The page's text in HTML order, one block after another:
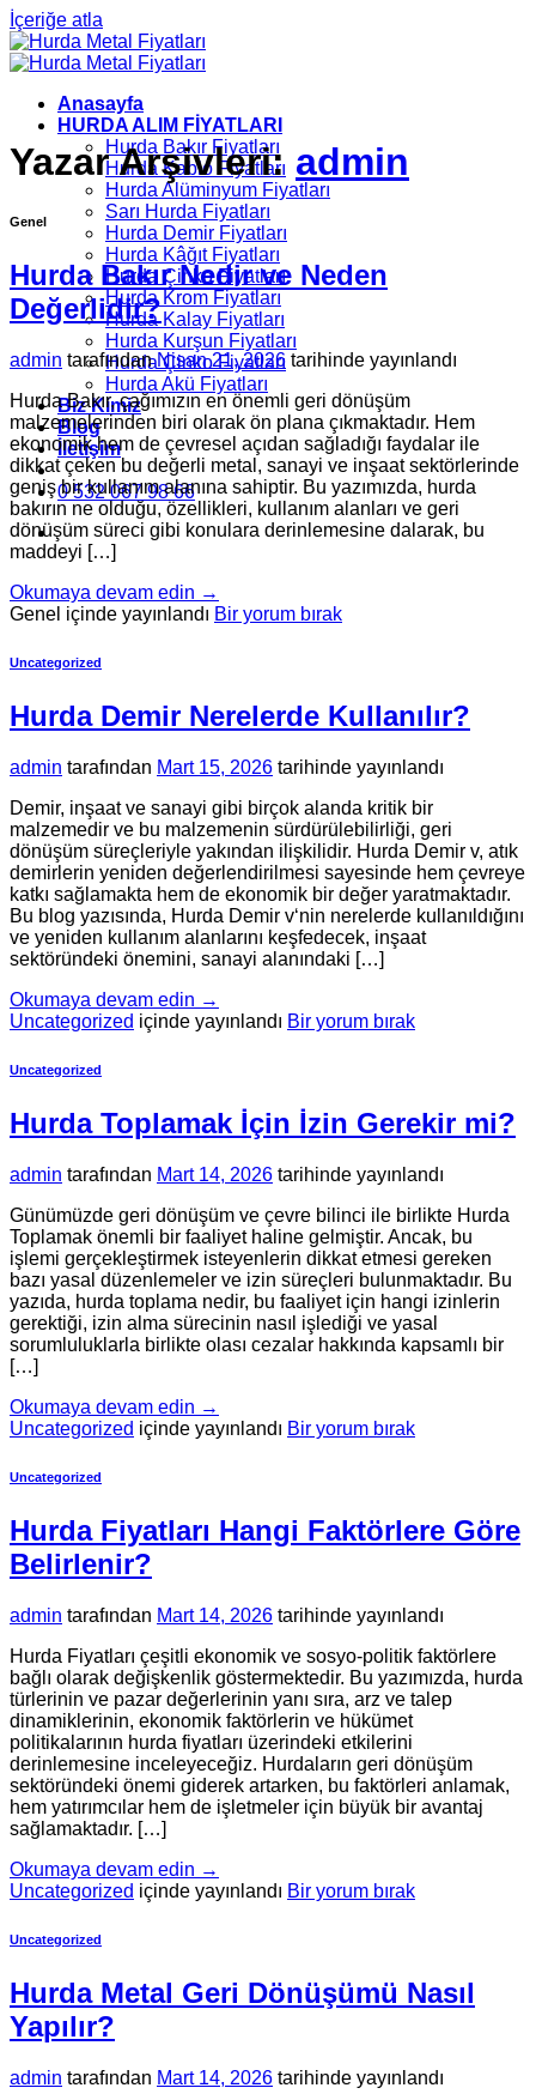
İçeriğe atla
Anasayfa
HURDA ALIM FİYATLARI
Hurda Bakır Fiyatları
Hurda Kablo Fiyatları
Hurda Alüminyum Fiyatları
Sarı Hurda Fiyatları
Hurda Demir Fiyatları
Hurda Kâğıt Fiyatları
Hurda Çinko Fiyatları
Hurda Krom Fiyatları
Hurda Kalay Fiyatları
Hurda Kurşun Fiyatları
Hurda Çinko Fiyatları
Hurda Akü Fiyatları
Biz Kimiz
Blog
İletişim
0 532 067 98 66
Yazar Arşivleri: admin
Genel
Hurda Bakır Nedir ve Neden
Değerlidir?
admin tarafından Nisan 21, 2026 tarihinde yayınlandı
Hurda Bakır, çağımızın en önemli geri dönüşüm
malzemelerinden biri olarak ön plana çıkmaktadır. Hem
ekonomik hem de çevresel açıdan sağladığı faydalar ile
dikkat çeken bu değerli metal, sanayi ve inşaat sektörlerinde
geniş bir kullanım alanına sahiptir. Bu yazımızda, hurda
bakırın ne olduğu, özellikleri, kullanım alanları ve geri
dönüşüm süreci gibi konulara derinlemesine dalarak, bu
maddeyi […]
Okumaya devam edin →
Genel içinde yayınlandı Bir yorum bırak
Uncategorized
Hurda Demir Nerelerde Kullanılır?
admin tarafından Mart 15, 2026 tarihinde yayınlandı
Demir, inşaat ve sanayi gibi birçok alanda kritik bir
malzemedir ve bu malzemenin sürdürülebilirliği, geri
dönüşüm süreçleriyle yakından ilişkilidir. Hurda Demir v, atık
demirlerin yeniden değerlendirilmesi sayesinde hem çevreye
katkı sağlamakta hem de ekonomik bir değer yaratmaktadır.
Bu blog yazısında, Hurda Demir v‘nin nerelerde kullanıldığını
ve yeniden kullanım alanlarını keşfedecek, inşaat
sektöründeki önemini, sanayi alanındaki […]
Okumaya devam edin →
Uncategorized içinde yayınlandı Bir yorum bırak
Uncategorized
Hurda Toplamak İçin İzin Gerekir mi?
admin tarafından Mart 14, 2026 tarihinde yayınlandı
Günümüzde geri dönüşüm ve çevre bilinci ile birlikte Hurda
Toplamak önemli bir faaliyet haline gelmiştir. Ancak, bu
işlemi gerçekleştirmek isteyenlerin dikkat etmesi gereken
bazı yasal düzenlemeler ve izin süreçleri bulunmaktadır. Bu
yazıda, hurda toplama nedir, bu faaliyet için hangi izinlerin
gerektiği, izin alma sürecinin nasıl işlediği ve yasal
sorumluluklarla birlikte olası cezalar hakkında kapsamlı bir
[…]
Okumaya devam edin →
Uncategorized içinde yayınlandı Bir yorum bırak
Uncategorized
Hurda Fiyatları Hangi Faktörlere Göre
Belirlenir?
admin tarafından Mart 14, 2026 tarihinde yayınlandı
Hurda Fiyatları çeşitli ekonomik ve sosyo-politik faktörlere
bağlı olarak değişkenlik göstermektedir. Bu yazımızda, hurda
türlerinin ve pazar değerlerinin yanı sıra, arz ve talep
dinamiklerinin, ekonomik faktörlerin ve hükümet
politikalarının hurda fiyatları üzerindeki etkilerini
derinlemesine inceleyeceğiz. Hurdaların geri dönüşüm
sektöründeki önemi giderek artarken, bu faktörleri anlamak,
hem yatırımcılar hem de işletmeler için büyük bir avantaj
sağlamaktadır. […]
Okumaya devam edin →
Uncategorized içinde yayınlandı Bir yorum bırak
Uncategorized
Hurda Metal Geri Dönüşümü Nasıl
Yapılır?
admin tarafından Mart 14, 2026 tarihinde yayınlandı